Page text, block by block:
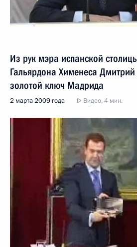
Из рук мэра испанской
Гальярдона Хименеса
золотой ключ Мадрида
2 марта 2009 года Видео, 4 мин.